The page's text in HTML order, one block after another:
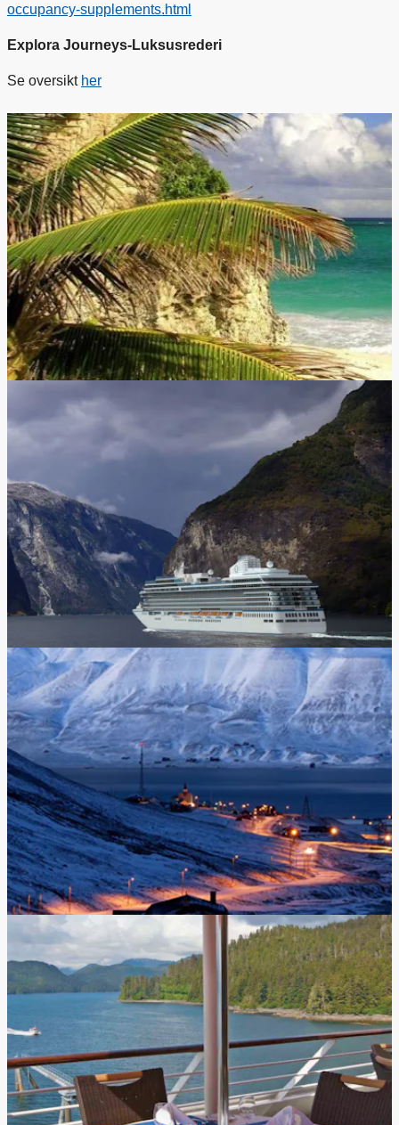
occupancy-supplements.html
Explora Journeys-Luksusrederi
Se oversikt her